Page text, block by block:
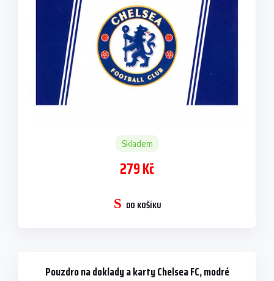
Skladem
279 Kč
DO KOŠÍKU
Pouzdro na doklady a karty Chelsea FC, modré